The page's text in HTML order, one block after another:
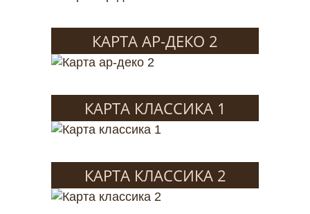
КАРТА АР-ДЕКО 2
КАРТА КЛАССИКА 1
КАРТА КЛАССИКА 2